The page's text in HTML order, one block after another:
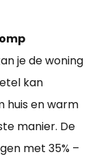
je de woning
kan
huis en warm
manier. De
met 35% –